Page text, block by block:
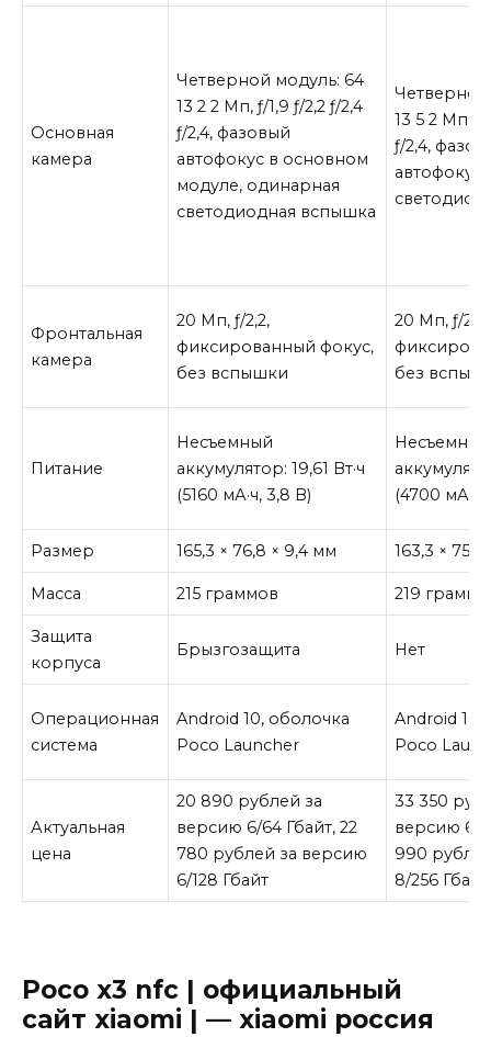
Основная
камера
Четверной модуль: 64
13 2 2 Мп, ƒ/1,9 ƒ/2,2 ƒ/2,4
ƒ/2,4, фазовый
автофокус в основном
модуле, одинарная
светодиодная вспышка
13 5 2 Мп, ƒ/
ƒ/2,4,
Фронтальная
камера
20 Мп, ƒ/2,2,
фиксированный фокус,
без вспышки
20 Мп, ƒ/2,2,
без
Питание
Несъемный
аккумулятор: 19,61 Вт·ч
(5160 мА·ч, 3,8 В)
Несъемный
(4700 мА·ч,
Размер 165,3 × 76,8 × 9,4 мм 163,3 ×
Масса 215 граммов 219
Защита
корпуса
Брызгозащита Нет
Операционная
система
Android 10, оболочка
Poco Launcher
Android 10,
Poco
Актуальная
цена
20 890 рублей за
версию 6/64 Гбайт,22
780 рублей за версию
6/128 Гбайт
33 350
версию 6/
990
8/256 Гбайт
Poco x3 nfc | официальный
сайт xiaomi | — xiaomi россия